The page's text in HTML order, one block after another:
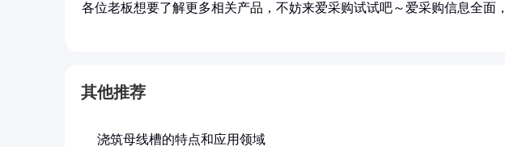
各位老板想要了解更多相关产品，不妨来爱采购试试吧～爱采购信息全面
其他推荐
浇筑母线槽的特点和应用领域